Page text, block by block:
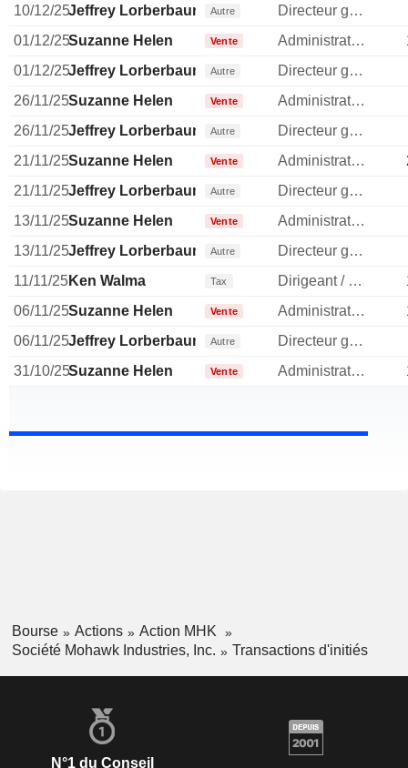
10/12/25Jeffrey Lorberbaum Autre
Directeur general
01/12/25Suzanne Helen Vente Administrateur
01/12/25Jeffrey Lorberbaum Autre
Directeur general
26/11/25Suzanne Helen Vente
Administrateur
26/11/25Jeffrey Lorberbaum Autre
Directeur general
21/11/25Suzanne Helen Vente Administrateur
21/11/25Jeffrey Lorberbaum Autre
Directeur general
13/11/25Suzanne Helen Vente
Administrateur
13/11/25Jeffrey Lorberbaum Autre
Directeur general
11/11/25Ken Walma Tax Dirigeant / cadre principal
06/11/25Suzanne Helen Vente Administrateur
06/11/25Jeffrey Lorberbaum Autre
Directeur general
31/10/25Suzanne Helen Vente Administrateur
Bourse Actions
Action MHK
Société Mohawk Industries, Inc.
Transactions d'initiés
N°1 du Conseil